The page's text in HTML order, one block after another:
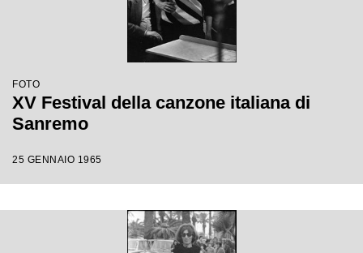
FOTO
XV Festival della canzone italiana di
Sanremo
25 GENNAIO 1965